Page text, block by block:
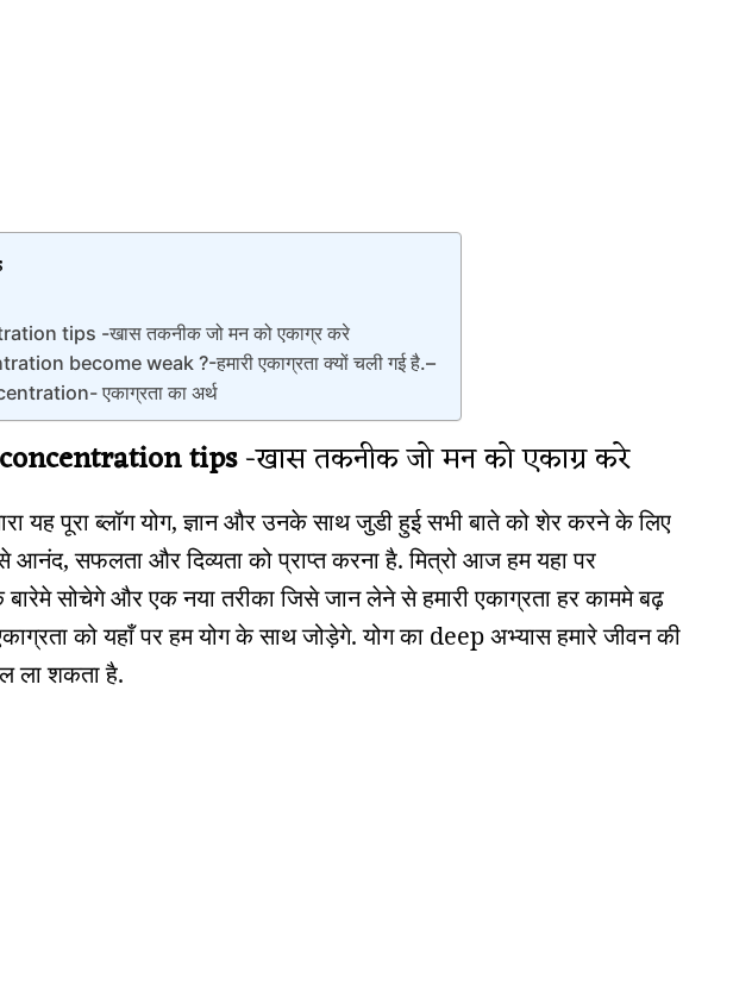
tips -खास तकनीक जो मन को एकाग्र करे
become weak ?-हमारी एकाग्रता क्यों चली गई है.–
एकाग्रता का अर्थ
tips-खास तकनीक जो मन को एकाग्र करे
यह पूरा ब्लॉग योग, ज्ञान और उनके साथ जुडी हुई सभी बाते को शेर करने के लिए
सफलता और दिव्यता को प्राप्त करना है. मित्रो आज हम यहा पर
सोचेगे और एक नया तरीका जिसे जान लेने से हमारी एकाग्रता हर काममे बढ़
को यहाँ पर हम योग के साथ जोड़ेगे. योग का deep अभ्यास हमारे जीवन की
ला शकता है.